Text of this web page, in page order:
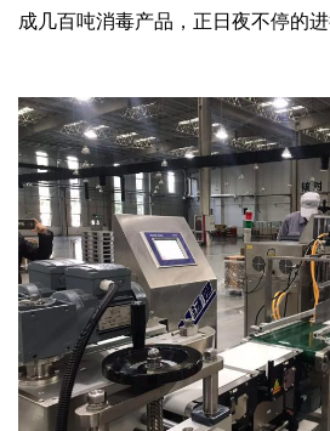
成几百吨消毒产品，正日夜不停的